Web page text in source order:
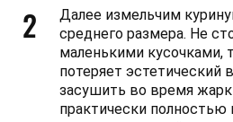
2
Далее измельчим
среднего размера. Не
маленькими кусочками,
потеряет
засушить во время
практически полностью